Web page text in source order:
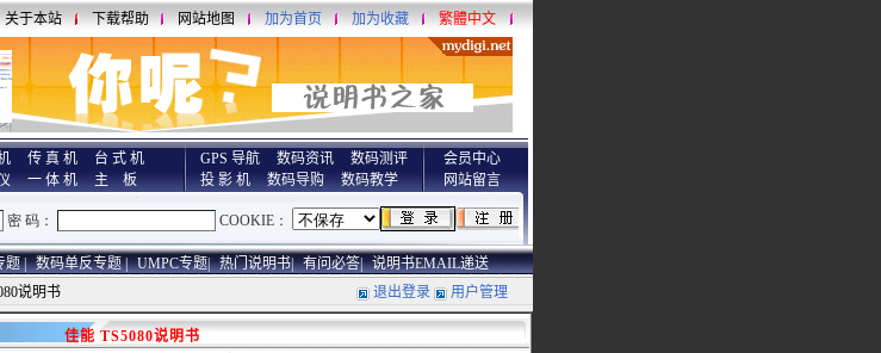
关于本站 下载帮助 网站地图 加为首页 加为收藏 繁體中文
传 真 机
台 式 机
一 体 机 主 板
GPS 导航 数码资讯
数码测评
投 影 机
数码导购 数码教学
会员中心
网站留言
题 | 数码单反专题 | UMPC专题| 热门说明书| 有问必答| 说明书EMAIL递送
说明书 退出登录 用户管理
称∷ 佳能 TS5080说明书